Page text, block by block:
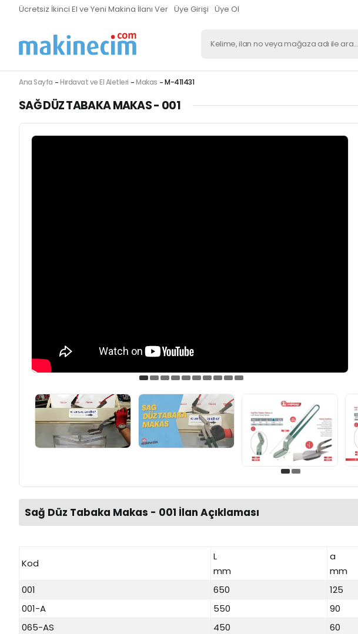
Ücretsiz İkinci El ve Yeni Makina İlanı Ver Üye Girişi Üye Ol
Ana Sayfa Hırdavat ve El Aletleri Makas M-411431
SAĞ DÜZ TABAKA MAKAS - 001
Sağ Düz Tabaka Makas - 001 İlan Açıklaması
Kod
L
mm
a
mm
001 650 125
001-A
550 90
065-AS
450 60